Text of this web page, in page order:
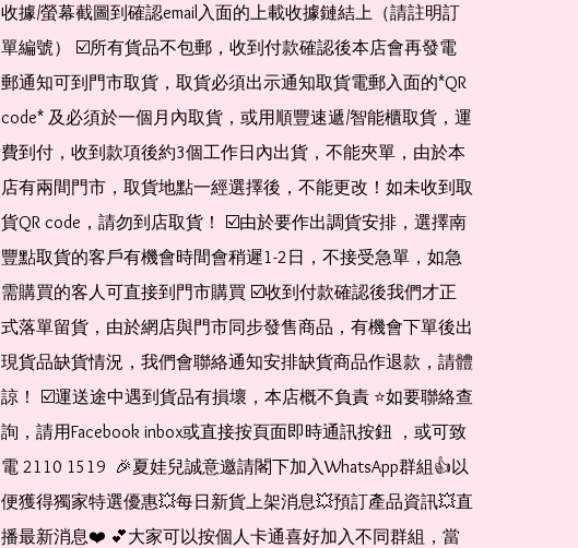
收據/螢幕截圖到確認email入面的上載收據鏈結上（請註明訂
單編號） ☑️所有貨品不包郵，收到付款確認後本店會再發電
郵通知可到門市取貨，取貨必須出示通知取貨電郵入面的*QR
code* 及必須於一個月內取貨，或用順豐速遞/智能櫃取貨，運
費到付，收到款項後約3個工作日內出貨，不能夾單，由於本
店有兩間門市，取貨地點一經選擇後，不能更改！如未收到取
貨QR code，請勿到店取貨！ ☑️由於要作出調貨安排，選擇南
豐點取貨的客戶有機會時間會稍遲1-2日，不接受急單，如急
需購買的客人可直接到門市購買 ☑️收到付款確認後我們才正
式落單留貨，由於網店與門市同步發售商品，有機會下單後出
現貨品缺貨情況，我們會聯絡通知安排缺貨商品作退款，請體
諒！ ☑️運送途中遇到貨品有損壞，本店概不負責 ⭐️如要聯絡查
詢，請用Facebook inbox或直接按頁面即時通訊按鈕 ，或可致
電 2110 1519  🎉夏娃兒誠意邀請閣下加入WhatsApp群組👍以
便獲得獨家特選優惠💥每日新貨上架消息💥預訂產品資訊💥直
播最新消息❤️ 💕大家可以按個人卡通喜好加入不同群組，當